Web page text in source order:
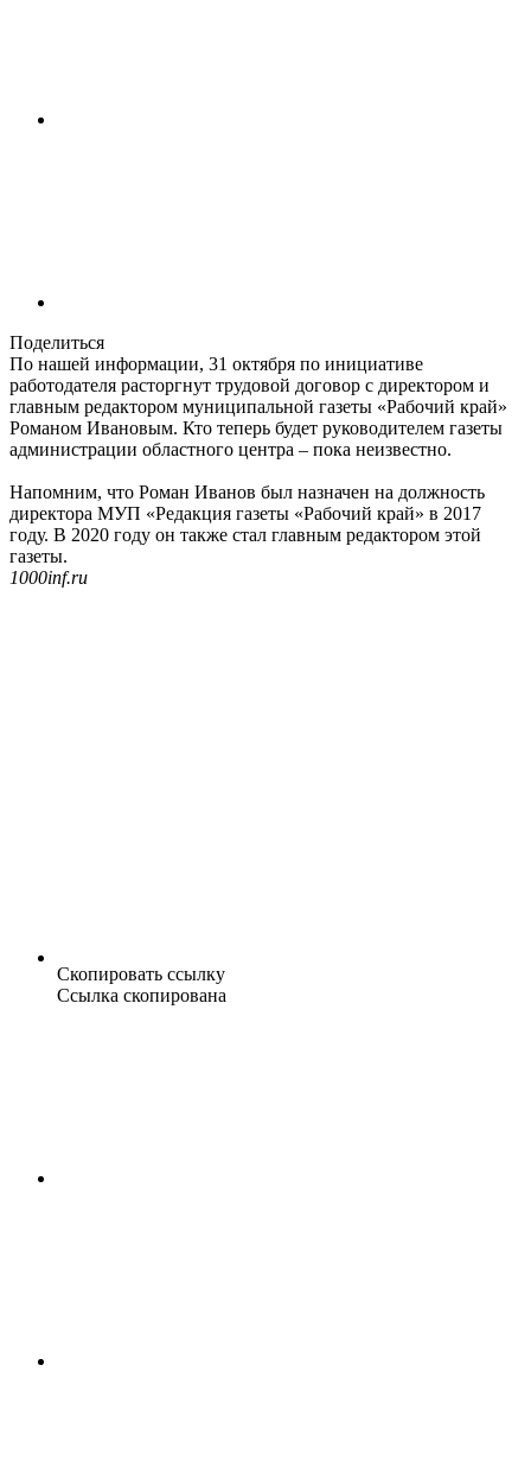
Поделиться
По нашей информации, 31 октября по инициативе
работодателя расторгнут трудовой договор с директором и
главным редактором муниципальной газеты «Рабочий край»
Романом Ивановым. Кто теперь будет руководителем газеты
администрации областного центра – пока неизвестно.
Напомним, что Роман Иванов был назначен на должность
директора МУП «Редакция газеты «Рабочий край» в 2017
году. В 2020 году он также стал главным редактором этой
газеты.
1000inf.ru
Скопировать ссылку
Ссылка скопирована